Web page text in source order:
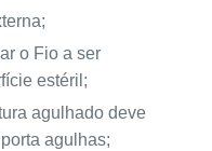
o Fio a ser
estéril;
agulhado deve
agulhas;